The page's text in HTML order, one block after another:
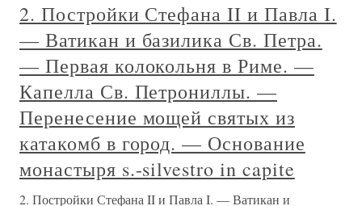
2. Постройки Стефана II и Павла I.
— Ватикан и базилика Св. Петра.
— Первая колокольня в Риме. —
Капелла Св. Петрониллы. —
Перенесение мощей святых из
катакомб в город. — Основание
монастыря s.-silvestro in capite
2. Постройки Стефана II и Павла I. — Ватикан и